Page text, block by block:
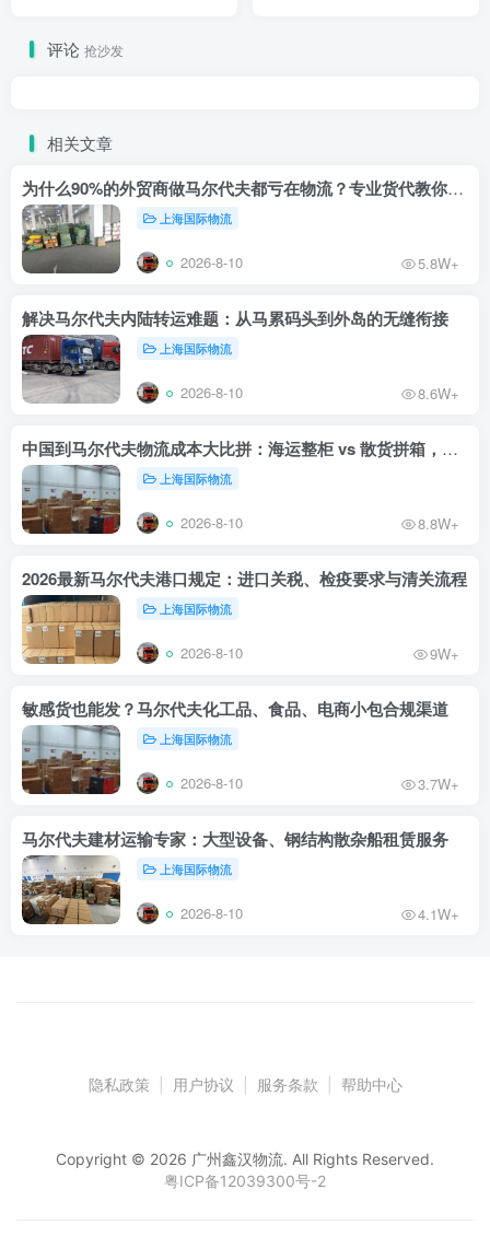
评论 抢沙发
相关文章
为什么90%的外贸商做马尔代夫都亏在物流？专业货代教你止损
上海国际物流
2026-8-10 5.8W+
解决马尔代夫内陆转运难题：从马累码头到外岛的无缝衔接
上海国际物流
2026-8-10 8.6W+
中国到马尔代夫物流成本大比拼：海运整柜 vs 散货拼箱，哪个更划算？
上海国际物流
2026-8-10 8.8W+
2026最新马尔代夫港口规定：进口关税、检疫要求与清关流程
上海国际物流
2026-8-10 9W+
敏感货也能发？马尔代夫化工品、食品、电商小包合规渠道
上海国际物流
2026-8-10 3.7W+
马尔代夫建材运输专家：大型设备、钢结构散杂船租赁服务
上海国际物流
2026-8-10 4.1W+
隐私政策 用户协议 服务条款 帮助中心
Copyright © 2026 广州鑫汉物流. All Rights Reserved.
粤ICP备12039300号-2